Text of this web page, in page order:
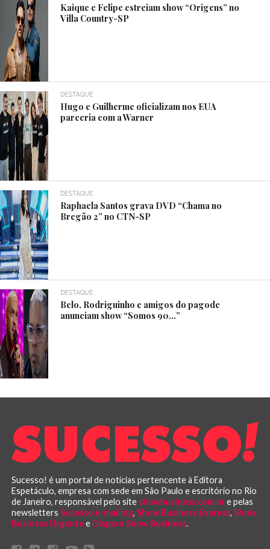
Kaique e Felipe estreiam show “Origens” no
Villa Country-SP
DESTAQUE
Hugo e Guilherme oficializam nos EUA
parceria com a Warner
DESTAQUE
Raphaela Santos grava DVD “Chama no
Bregão 2” no CTN-SP
DESTAQUE
Belo, Rodriguinho e amigos do pagode
anunciam show “Somos 90…”
Sucesso! é um portal de notícias pertencente à Editora
Espetáculo, empresa com sede em São Paulo e escritório no Rio
de Janeiro, responsável pelo site showbusiness.com.bre pelas
newsletters Sucesso e-mailing, Show Business Express, Show
Business Urgentee Disparo Show Business.